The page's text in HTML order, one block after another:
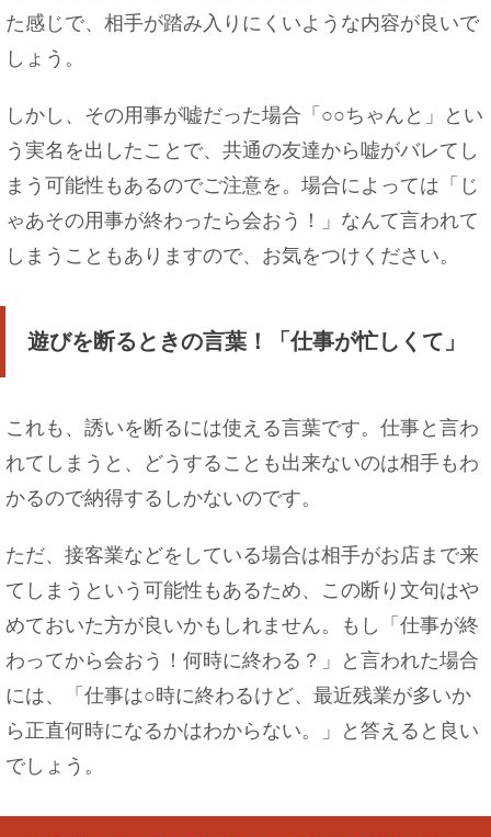
た感じで、相手が踏み入りにくいような内容が良いで
しょう。
しかし、その用事が嘘だった場合「○○ちゃんと」とい
う実名を出したことで、共通の友達から嘘がバレてし
まう可能性もあるのでご注意を。場合によっては「じ
ゃあその用事が終わったら会おう！」なんて言われて
しまうこともありますので、お気をつけください。
遊びを断るときの言葉！「仕事が忙しくて」
これも、誘いを断るには使える言葉です。仕事と言わ
れてしまうと、どうすることも出来ないのは相手もわ
かるので納得するしかないのです。
ただ、接客業などをしている場合は相手がお店まで来
てしまうという可能性もあるため、この断り文句はや
めておいた方が良いかもしれません。もし「仕事が終
わってから会おう！何時に終わる？」と言われた場合
には、「仕事は○時に終わるけど、最近残業が多いか
ら正直何時になるかはわからない。」と答えると良い
でしょう。